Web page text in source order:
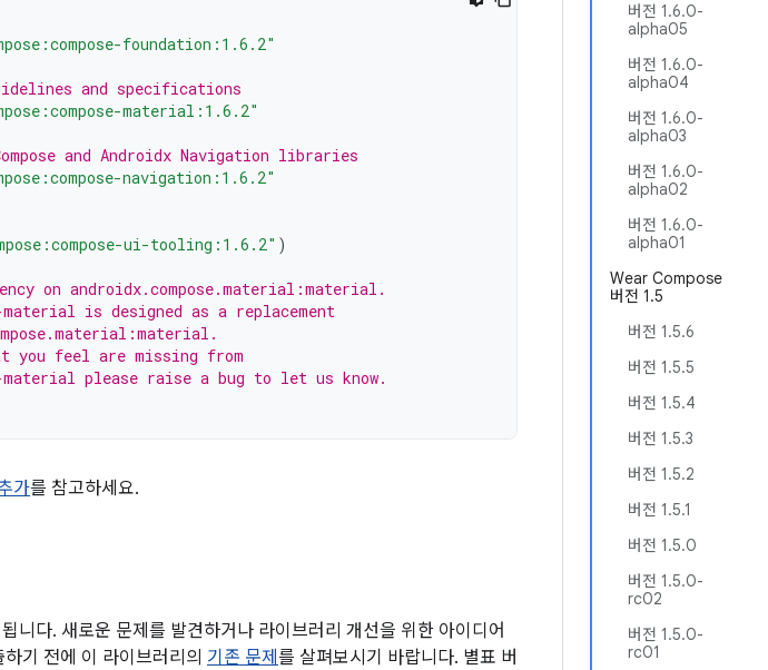
버전 1.6.0-
alpha05
버전 1.6.0-
alpha04
버전 1.6.0-
alpha03
버전 1.6.0-
alpha02
버전 1.6.0-
alpha01
Wear Compose
버전 1.5
버전 1.5.6
버전 1.5.5
버전 1.5.4
버전 1.5.3
버전 1.5.2
버전 1.5.1
버전 1.5.0
버전 1.5.0-
rc02
버전 1.5.0-
rc01
foundation:1.6.2"
and specifications
material:1.6.2"
and Androidx Navigation libraries
navigation:1.6.2"
ui-tooling:1.6.2" )
on androidx.compose.material:material.
material is designed as a replacement
feel are missing from
material please raise a bug to let us know.
가를 참고하세요.
니다. 새로운 문제를 발견하거나 라이브러리 개선을 위한 아이디어
기 전에 이 라이브러리의 기존 문제 를 살펴보시기 바랍니다. 별표 버